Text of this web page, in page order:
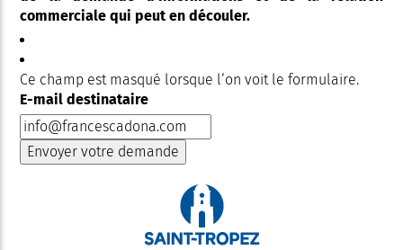
commerciale qui peut en découler.
Ce champ est masqué lorsque l‘on voit le formulaire.
E-mail destinataire